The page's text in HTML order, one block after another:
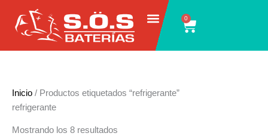
contenido
0
Carrito
Inicio / Productos etiquetados “refrigerante”
refrigerante
Mostrando los 8 resultados